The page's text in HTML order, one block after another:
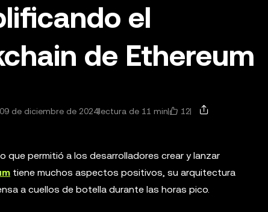
el
de Ethereum
de diciembre de 2024lectura de 11 min 12
permitió a los desarrolladores crear y lanzar
tiene muchos aspectos positivos, su arquitectura
a cuellos de botella durante las horas pico.